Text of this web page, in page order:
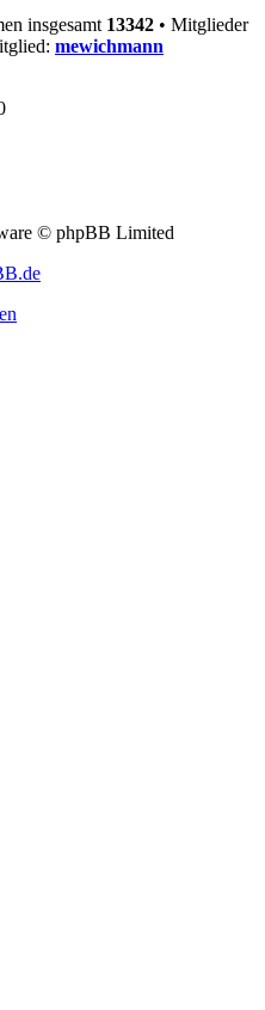
insgesamt 13342 • Mitglieder
mewichmann
© phpBB Limited